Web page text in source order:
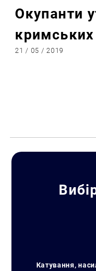
Окупанти
21 / 05 / 2019
Катування,